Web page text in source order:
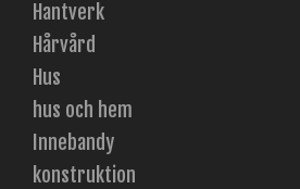
Hantverk
Hårvård
Hus
hus och hem
Innebandy
konstruktion